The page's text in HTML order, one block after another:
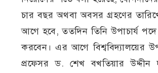
চার বছর অথবা অবসর গ্রহণের
আগে হবে, ততদিন তিনি উপাচার্য পদে
করবেন। এর আগে বিশ্ববিদ্যালয়ের
প্রফেসর ড. শেখ বখতিয়ার উদ্দীন